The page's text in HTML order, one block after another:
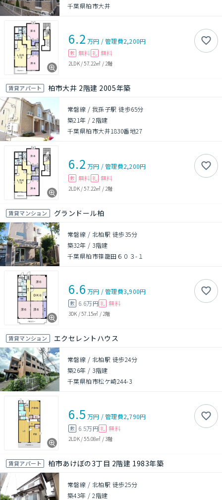
千葉県柏市大井
6.2 万円 /管理費2,200円
敷 無料 礼 無料
2LDK/57.22㎡ / 2階
賃貸アパート 柏市大井 2階建 2005年築
常磐線 / 我孫子駅 徒歩65分
築21年 /2階建
千葉県柏市大井1830番地27
6.2 万円 /管理費2,200円
敷 無料 礼 無料
2LDK/57.22㎡ / 2階
賃貸マンション グランドール柏
常磐線 / 北柏駅 徒歩35分
築32年 / 3階建
千葉県柏市篠籠田６０３-１
6.6 万円 /管理費3,900円
敷 6.6万円 礼 無料
3DK /57.15㎡ / 2階
賃貸マンション エクセレントハウス
常磐線 / 北柏駅 徒歩24分
築26年 / 3階建
千葉県柏市松ケ崎244-3
6.5 万円 /管理費2,790円
敷 6.5万円 礼 無料
2LDK/55.08㎡ /3階
賃貸アパート 柏市あけぼの3丁目 2階建 1983年築
常磐線 / 北柏駅 徒歩25分
築43年 /2階建